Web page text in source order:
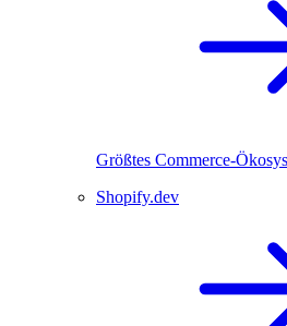
Größtes Commerce-
Shopify.dev